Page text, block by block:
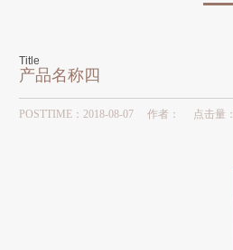
Title
产品名称四
POSTTIME：2018-08-07 作者： 点击量：